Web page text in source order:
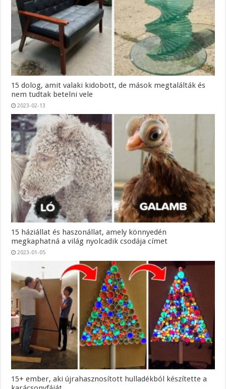
15 dolog, amit valaki kidobott, de mások megtalálták és
nem tudtak betelni vele
2023-02-13
15 háziállat és haszonállat, amely könnyedén
megkaphatná a világ nyolcadik csodája címet
2023-01-05
15+ ember, aki újrahasznosított hulladékból készítette a